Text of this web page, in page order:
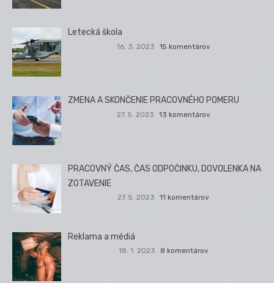
Letecká škola
16. 3. 2023 15 komentárov
ZMENA A SKONČENIE PRACOVNÉHO POMERU
27. 5. 2023 13 komentárov
PRACOVNÝ ČAS, ČAS ODPOČINKU, DOVOLENKA NA
ZOTAVENIE
27. 5. 2023 11 komentárov
Reklama a médiá
18. 1. 2023 8 komentárov